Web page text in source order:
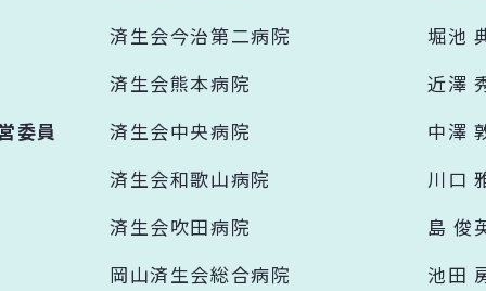
済生会今治第二病院
堀池
済生会熊本病院
近澤
委員
済生会中央病院
中澤
済生会和歌山病院
川口
済生会吹田病院
島 俊
岡山済生会総合病院
池田